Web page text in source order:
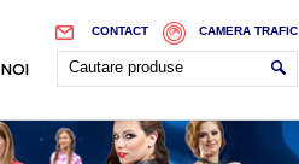
CAMERA TRAFIC
CONTACT